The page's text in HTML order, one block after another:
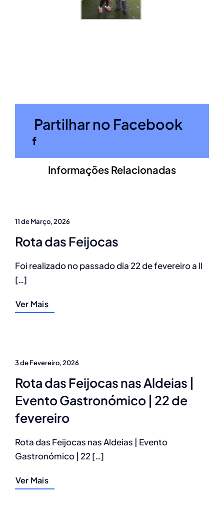
Partilhar no Facebook
Informações Relacionadas
11 de Março, 2026
Rota das Feijocas
Foi realizado no passado dia 22 de fevereiro a II
[…]
Ver Mais
3 de Fevereiro, 2026
Rota das Feijocas nas Aldeias |
Evento Gastronómico | 22 de
fevereiro
Rota das Feijocas nas Aldeias | Evento
Gastronómico | 22 […]
Ver Mais